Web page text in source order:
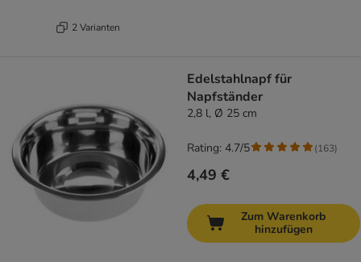
2 Varianten
Edelstahlnapf für
Napfständer
2,8 l, Ø 25 cm
4,49 €
Rating: 4.7/5 (163)
Zum Warenkorb
hinzufügen